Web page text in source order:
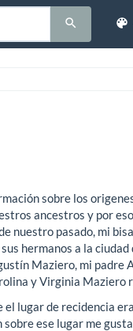
sobre los
ancestros y por
nuestro pasado, mi
hermanos a la
Maziero, mi padre
y Virginia Maziero
lugar de recidencia
ese lugar me